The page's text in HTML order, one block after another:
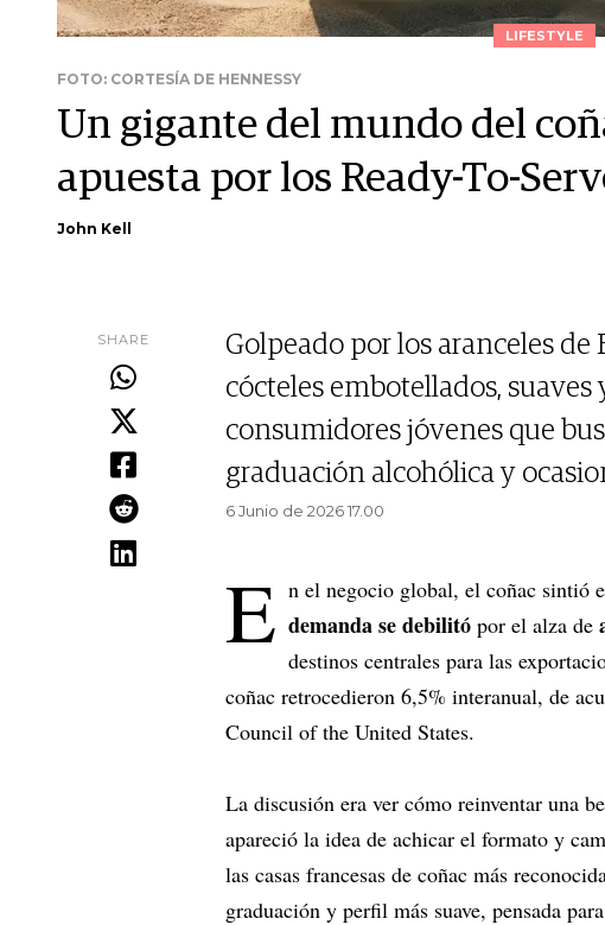
LIFESTYLE
FOTO: CORTESÍA DE HENNESSY
Un gigante del mundo del
apuesta por los Ready-To-
John Kell
SHARE
Golpeado por los aranceles de
cócteles embotellados,
consumidores jóvenes que
graduación alcohólica y
6 Junio de 2026 17.00
E n el negocio global, el coñac sintió
demanda se debilitó por el alza de
destinos centrales para las
coñac retrocedieron 6,5% interanual, de
Council of the United States.
La discusión era ver cómo reinventar una
apareció la idea de achicar el formato y
las casas francesas de coñac más
graduación y perfil más suave, pensada